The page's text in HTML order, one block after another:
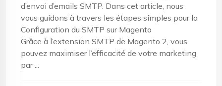
d’envoi d’emails SMTP. Dans cet article, nous
vous guidons à travers les étapes simples pour la
Configuration du SMTP sur Magento
Grâce à l’extension SMTP de Magento 2, vous
pouvez maximiser l’efficacité de votre marketing
par ...